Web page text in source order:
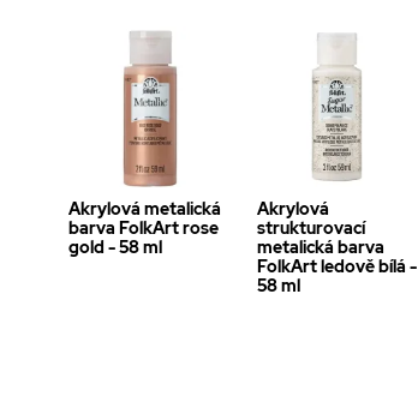
Akrylová metalická
barva FolkArt rose
gold - 58 ml
Akrylová
strukturovací
metalická barva
FolkArt ledově bílá -
58 ml